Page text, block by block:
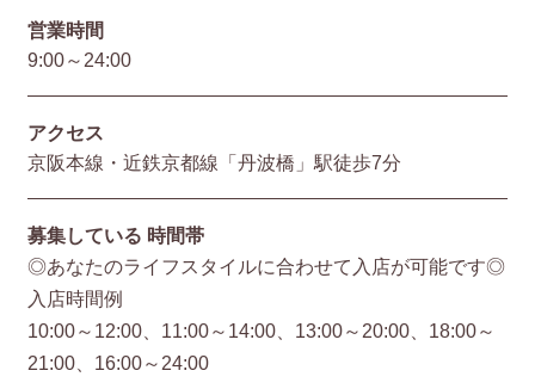
営業時間
9:00～24:00
アクセス
京阪本線・近鉄京都線「丹波橋」駅徒歩7分
募集している 時間帯
◎あなたのライフスタイルに合わせて入店が可能です◎
入店時間例
10:00～12:00、11:00～14:00、13:00～20:00、18:00～
21:00、16:00～24:00